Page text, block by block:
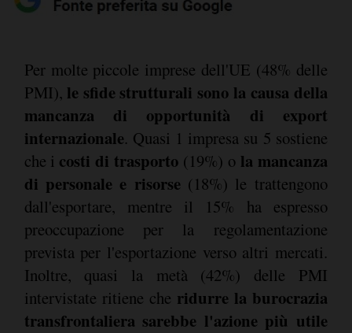
Per molte piccole imprese dell'UE (48% delle
PMI), le sfide strutturali sono la causa della
mancanza di opportunità di export
internazionale. Quasi 1 impresa su 5 sostiene
che i costi di trasporto(19%) o la mancanza
di personale e risorse (18%) le trattengono
dall'esportare, mentre il 15% ha espresso
preoccupazione per la regolamentazione
prevista per l'esportazione verso altri mercati.
Inoltre, quasi la metà (42%) delle PMI
intervistate ritiene che ridurre la burocrazia
transfrontaliera sarebbe l'azione più utile